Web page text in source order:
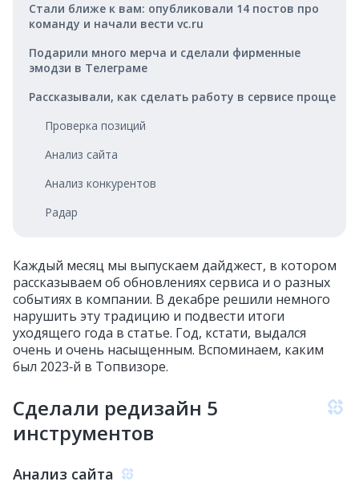
Стали ближе к вам: опубликовали 14 постов про
команду и начали вести vc.ru
Подарили много мерча и сделали фирменные
эмодзи в Телеграме
Рассказывали, как сделать работу в сервисе проще
Проверка позиций
Анализ сайта
Анализ конкурентов
Радар
Каждый месяц мы выпускаем дайджест, в котором
рассказываем об обновлениях сервиса и о разных
событиях в компании. В декабре решили немного
нарушить эту традицию и подвести итоги
уходящего года в статье. Год, кстати, выдался
очень и очень насыщенным. Вспоминаем, каким
был 2023‑й в Топвизоре.
Сделали редизайн 5
инструментов
Анализ сайта